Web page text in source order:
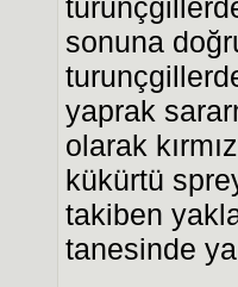
sonuna
yaprak
olarak
kükürtü
takiben
tanesinde